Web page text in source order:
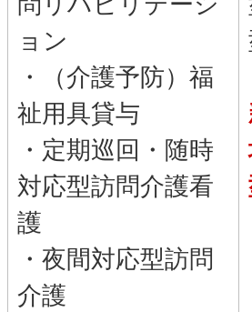
ョン
・（介護予防）福
祉用具貸与
・定期巡回・随時
対応型訪問介護看
護
・夜間対応型訪問
介護